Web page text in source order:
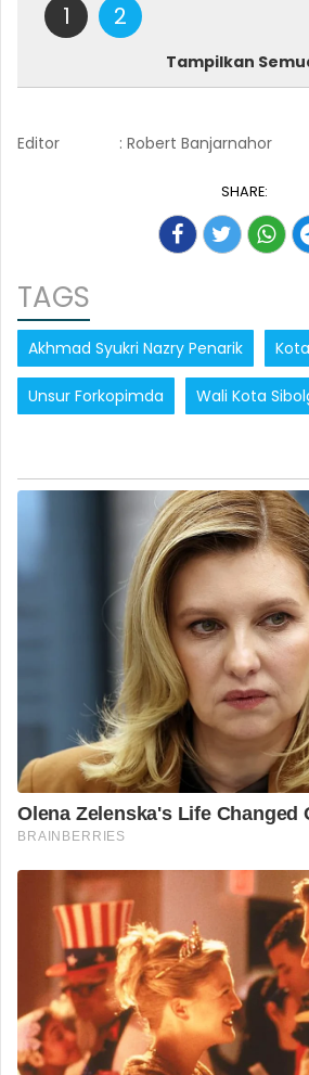
1 2
Tampilkan
Editor : Robert Banjarnahor
SHARE:
TAGS
Akhmad Syukri Nazry Penarik
Unsur Forkopimda Wali Kota